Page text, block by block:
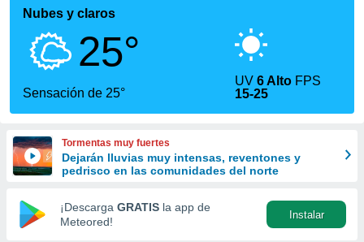
por
que se
calidad.
a este
las
y
forma
digital
basada
Nubes y claros
25°
Sensación de 25°
UV6 Alto FPS
15-25
Tormentas muy fuertes
Dejarán lluvias muy intensas, reventones y
pedrisco en las comunidades del norte
¡Descarga GRATIS la app de
Meteored!
Instalar